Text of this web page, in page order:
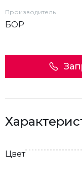
Производитель
БОР
Цвет